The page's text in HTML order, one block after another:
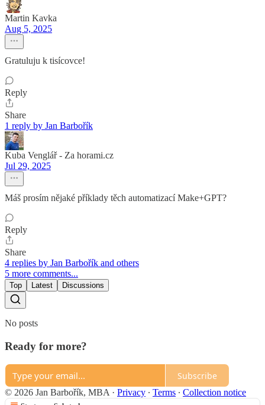
Martin Kavka
Aug 5, 2025
Gratuluju k tisícovce!
Reply
Share
1 reply by Jan Barbořík
Kuba Venglář - Za horami.cz
Jul 29, 2025
Máš prosím nějaké příklady těch automatizací Make+GPT?
Reply
Share
4 replies by Jan Barbořík and others
5 more comments...
Top Latest Discussions
No posts
Ready for more?
Subscribe
© 2026 Jan Barbořík, MBA · Privacy ∙ Terms ∙ Collection notice